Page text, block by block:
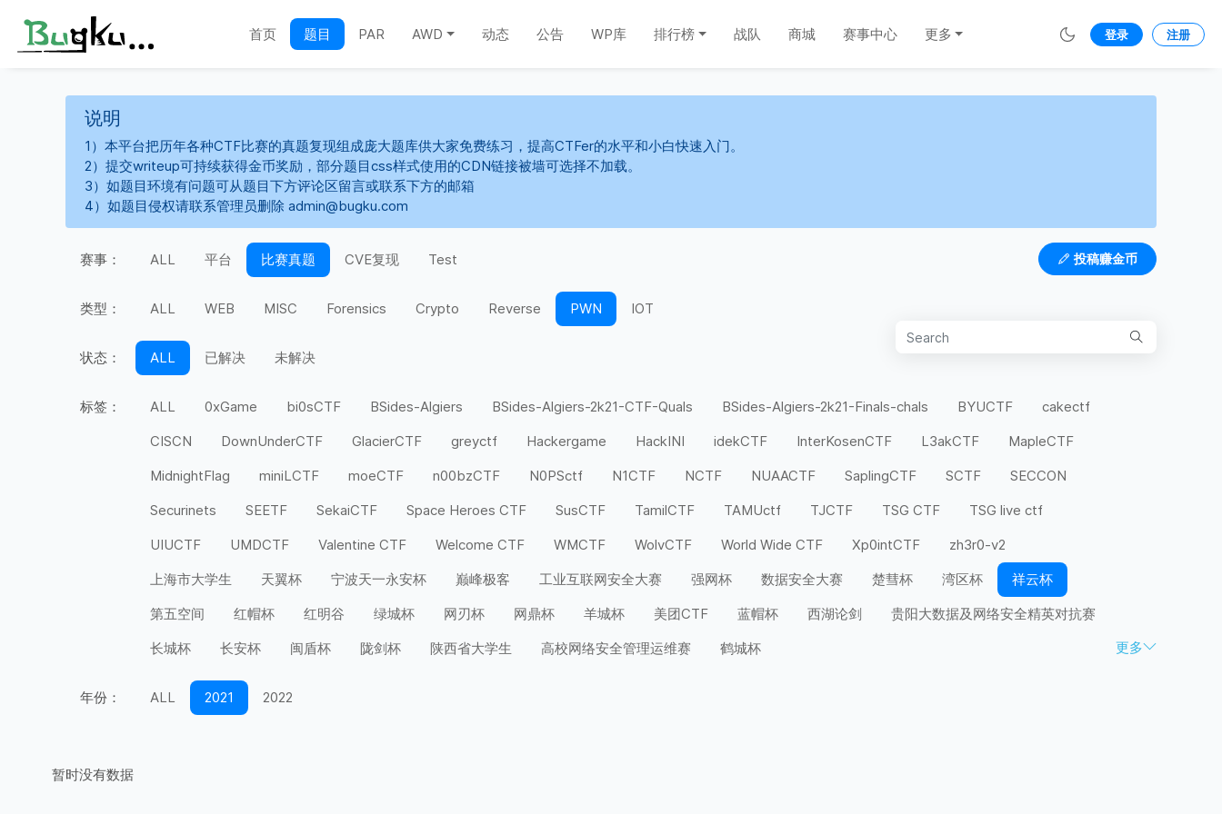
首页 题目 PAR AWD 动态 公告 WP库 排行榜 战队 商城 赛事中心 更多 登录 注册
说明
1）本平台把历年各种CTF比赛的真题复现组成庞大题库供大家免费练习，提高CTFer的水平和小白快速入门。
2）提交writeup可持续获得金币奖励，部分题目css样式使用的CDN链接被墙可选择不加载。
3）如题目环境有问题可从题目下方评论区留言或联系下方的邮箱
4）如题目侵权请联系管理员删除 admin@bugku.com
赛事： ALL 平台 比赛真题 CVE复现 Test
类型： ALL WEB MISC Forensics Crypto Reverse PWN IOT
状态： ALL 已解决 未解决
投稿赚金币
标签： ALL 0xGame bi0sCTF BSides-Algiers BSides-Algiers-2k21-CTF-Quals BSides-Algiers-2k21-Finals-chals BYUCTF
cakectf
CISCN
DownUnderCTF GlacierCTF greyctf Hackergame HackINI idekCTF InterKosenCTF L3akCTF
MapleCTF
MidnightFlag
miniLCTF moeCTF n00bzCTF N0PSctf N1CTF NCTF NUAACTF SaplingCTF SCTF
SECCON
Securinets
SEETF SekaiCTF Space Heroes CTF SusCTF TamilCTF TAMUctf TJCTF TSG CTF
TSG live ctf
UIUCTF
UMDCTF Valentine CTF Welcome CTF WMCTF WolvCTF World Wide CTF Xp0intCTF
zh3r0-v2
上海市大学生
天翼杯 宁波天一永安杯 巅峰极客 工业互联网安全大赛 强网杯 数据安全大赛 楚彗杯 湾区杯
祥云杯
第五空间
红帽杯 红明谷 绿城杯 网刃杯 网鼎杯 羊城杯 美团CTF 蓝帽杯 西湖论剑
贵阳大数据及网络安全精英对抗赛
长城杯
长安杯 闽盾杯 陇剑杯 陕西省大学生 高校网络安全管理运维赛 鹤城杯 更多
年份： ALL 2021 2022
暂时没有数据